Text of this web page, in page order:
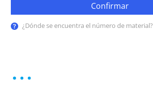
Confirmar
¿Dónde se encuentra el número de material?